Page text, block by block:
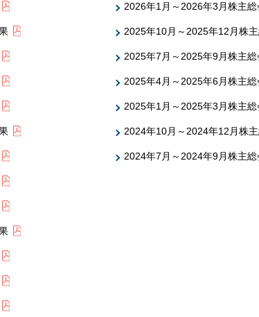
2026年1月～2026年3月株主
2025年10月～2025年12月株
2025年7月～2025年9月株主
2025年4月～2025年6月株主
2025年1月～2025年3月株主
2024年10月～2024年12月株
2024年7月～2024年9月株主